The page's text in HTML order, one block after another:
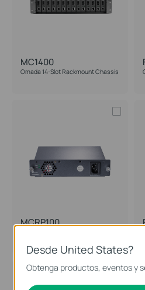
MC1400
Omada 14-Slot Rackmount Chassis
MCRP100
Desde United States?
Obtenga productos, eventos y